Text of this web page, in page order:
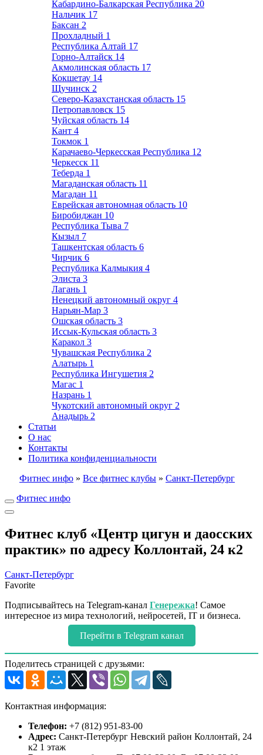
Кабардино-Балкарская Республика 20
Нальчик 17
Баксан 2
Прохладный 1
Республика Алтай 17
Горно-Алтайск 14
Акмолинская область 17
Кокшетау 14
Щучинск 2
Северо-Казахстанская область 15
Петропавловск 15
Чуйская область 14
Кант 4
Токмок 1
Карачаево-Черкесская Республика 12
Черкесск 11
Теберда 1
Магаданская область 11
Магадан 11
Еврейская автономная область 10
Биробиджан 10
Республика Тыва 7
Кызыл 7
Ташкентская область 6
Чирчик 6
Республика Калмыкия 4
Элиста 3
Лагань 1
Ненецкий автономный округ 4
Нарьян-Мар 3
Ошская область 3
Иссык-Кульская область 3
Каракол 3
Чувашская Республика 2
Алатырь 1
Республика Ингушетия 2
Магас 1
Назрань 1
Чукотский автономный округ 2
Анадырь 2
Статьи
О нас
Контакты
Политика конфиденциальности
Фитнес инфо » Все фитнес клубы » Санкт-Петербург
Фитнес инфо
Фитнес клуб «Центр цигун и даосских
практик» по адресу Коллонтай, 24 к2
Санкт-Петербург
Favorite
Подписывайтесь на Telegram-канал Генережка! Самое
интересное из мира технологий, нейросетей, IT и бизнеса.
Перейти в Telegram канал
Поделитесь страницей с друзьями:
Контактная информация:
Телефон: +7 (812) 951-83-00
Адрес: Санкт-Петербург Невский район Коллонтай, 24
к2 1 этаж